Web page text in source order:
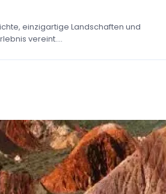
einzigartige Landschaften und
vereint....